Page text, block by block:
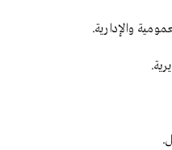
والإدارية.